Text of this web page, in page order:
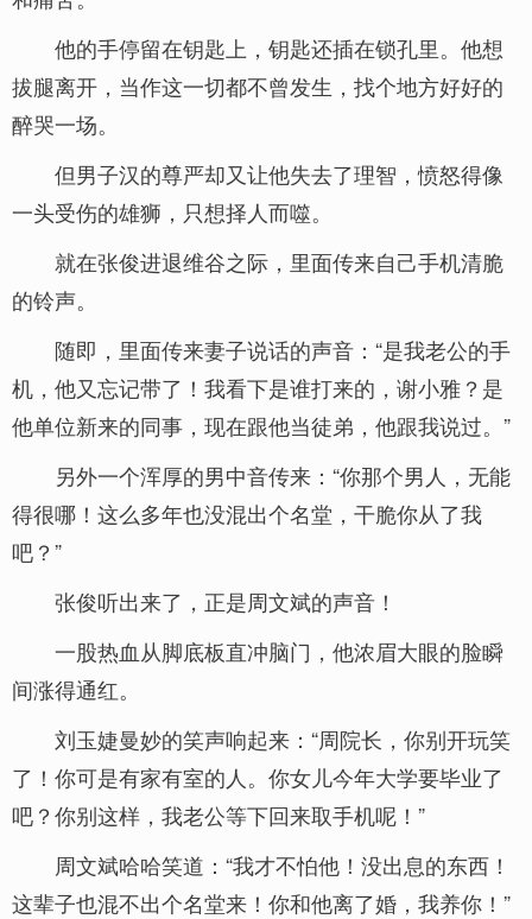
他的手停留在钥匙上，钥匙还插在锁孔里。他想
拔腿离开，当作这一切都不曾发生，找个地方好好的
醉哭一场。
但男子汉的尊严却又让他失去了理智，愤怒得像
一头受伤的雄狮，只想择人而噬。
就在张俊进退维谷之际，里面传来自己手机清脆
的铃声。
随即，里面传来妻子说话的声音：“是我老公的手
机，他又忘记带了！我看下是谁打来的，谢小雅？是
他单位新来的同事，现在跟他当徒弟，他跟我说过。”
另外一个浑厚的男中音传来：“你那个男人，无能
得很哪！这么多年也没混出个名堂，干脆你从了我
吧？”
张俊听出来了，正是周文斌的声音！
一股热血从脚底板直冲脑门，他浓眉大眼的脸瞬
间涨得通红。
刘玉婕曼妙的笑声响起来：“周院长，你别开玩笑
了！你可是有家有室的人。你女儿今年大学要毕业了
吧？你别这样，我老公等下回来取手机呢！”
周文斌哈哈笑道：“我才不怕他！没出息的东西！
这辈子也混不出个名堂来！你和他离了婚，我养你！”